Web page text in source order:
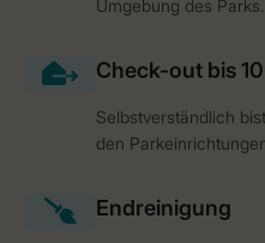
Umgebung des Parks.
Selbstverständlich
den